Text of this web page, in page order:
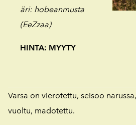
äri: hobeanmusta
(EeZzaa)
HINTA: MYYTY
Varsa on vierotettu, seisoo
vuoltu, madotettu.